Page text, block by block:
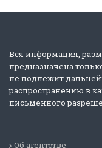
Вся информация,
предназначена
не подлежит
распространению в
письменного
Об агентстве